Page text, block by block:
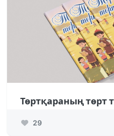
Төртқараның төрт
29